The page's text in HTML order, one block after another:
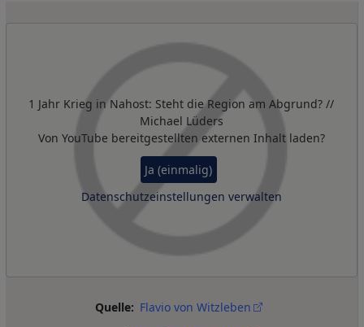
Remote Video URL
1 Jahr Krieg in Nahost: Steht die Region am Abgrund? //
Michael Lüders
Von YouTube bereitgestellten externen Inhalt laden?
Ja (einmalig)
Datenschutzeinstellungen verwalten
Quelle
Flavio von Witzleben